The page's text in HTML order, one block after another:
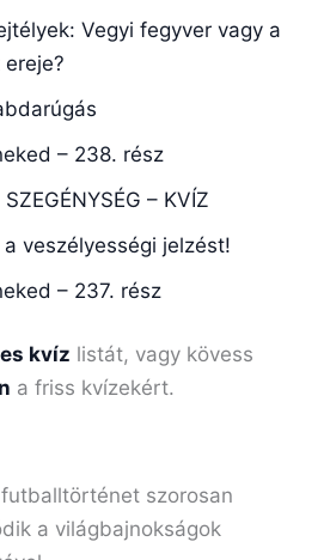
Vegyi fegyver vagy a
– 238. rész
– KVÍZ
veszélyességi jelzést!
– 237. rész
kvíz listát, vagy kövess
a friss kvízekért.
szorosan
a világbajnokságok